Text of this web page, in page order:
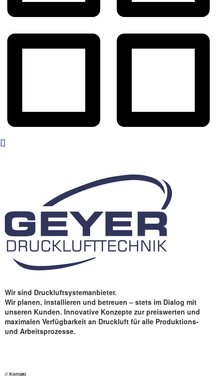
Wir sind Druckluftsystemanbieter.
Wir planen, installieren und betreuen – stets im Dialog mit
unseren Kun­den. Innovative Konzepte zur preiswerten und
maximalen Verfügbarkeit an Druckluft für alle Produktions-
und Arbeitsprozesse.
// Kontakt